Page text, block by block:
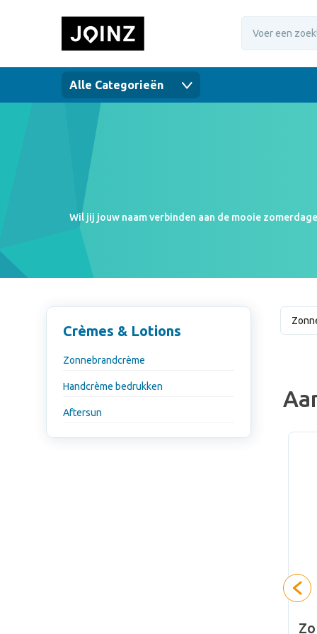
Alle Categorieën
Wil jij jouw naam verbinden aan de mooie
bovendien waterproof en dermatologisch getest!
het buitenland genomen. Op deze manier krijgt
Crèmes & Lotions
Zonnebrandcrème
Handcrème bedrukken
Aftersun